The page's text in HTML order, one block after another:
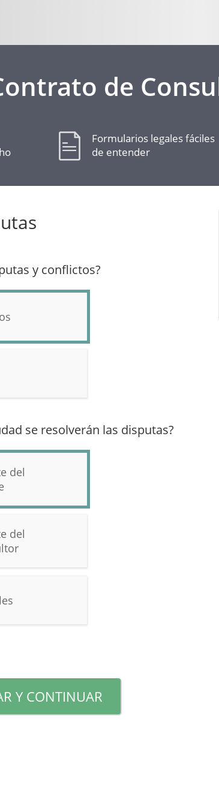
de
Formularios legales fáciles
de entender
y conflictos?
se resolverán las disputas?
del
del
Y CONTINUAR